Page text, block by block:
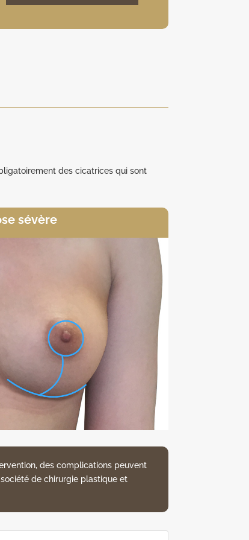
des cicatrices qui sont
sévère
des complications peuvent
de chirurgie plastique et